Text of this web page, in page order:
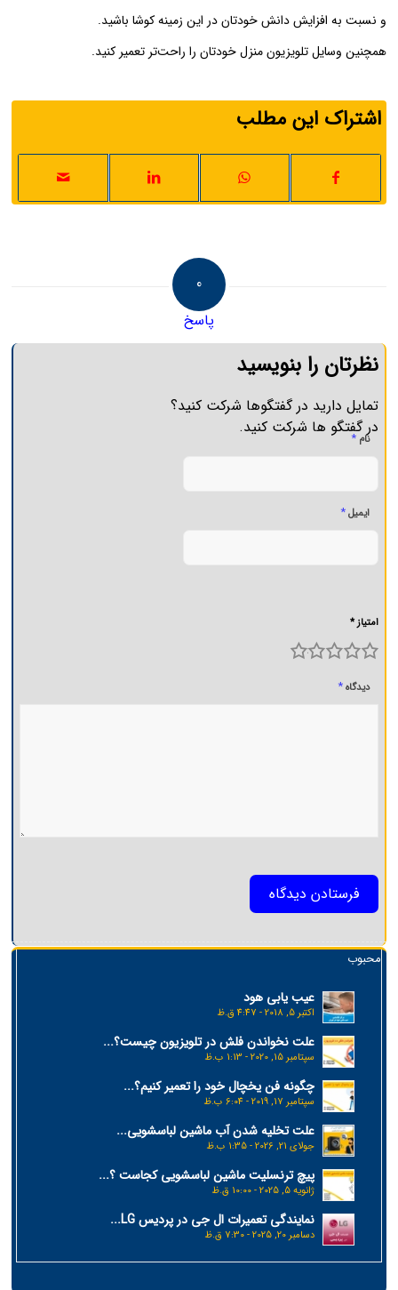
و نسبت به افزایش دانش خودتان در این زمینه کوشا باشید.
همچنین وسایل تلویزیون منزل خودتان را راحت‌تر تعمیر کنید.
اشتراک این مطلب
0
پاسخ
نظرتان را بنویسید
تمایل دارید در گفتگوها شرکت کنید؟
در گفتگو ها شرکت کنید.
نام*
ایمیل*
امتیاز *
4 3 2 1
دیدگاه*
محبوب
عیب یابی هود
اکتبر 5, 2018 - 4:47 ق.ظ
علت نخواندن فلش در تلویزیون چیست؟...
سپتامبر 15, 2020 - 1:13 ب.ظ
چگونه فن یخچال خود را تعمیر کنیم؟...
سپتامبر 17, 2019 - 6:04 ب.ظ
علت تخلیه شدن آب ماشین لباسشویی...
جولای 21, 2026 - 1:35 ب.ظ
پیچ ترنسلیت ماشین لباسشویی کجاست ؟...
ژانویه 5, 2025 - 10:00 ق.ظ
نمایندگی تعمیرات ال جی در پردیس LG...
دسامبر 20, 2025 - 7:30 ق.ظ